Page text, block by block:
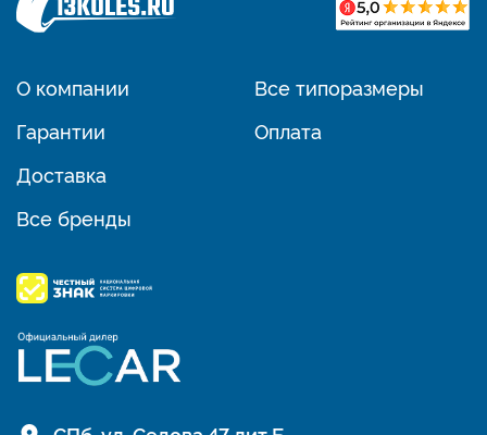
О компании
Гарантии
Доставка
Все бренды
Все типоразмеры
Оплата